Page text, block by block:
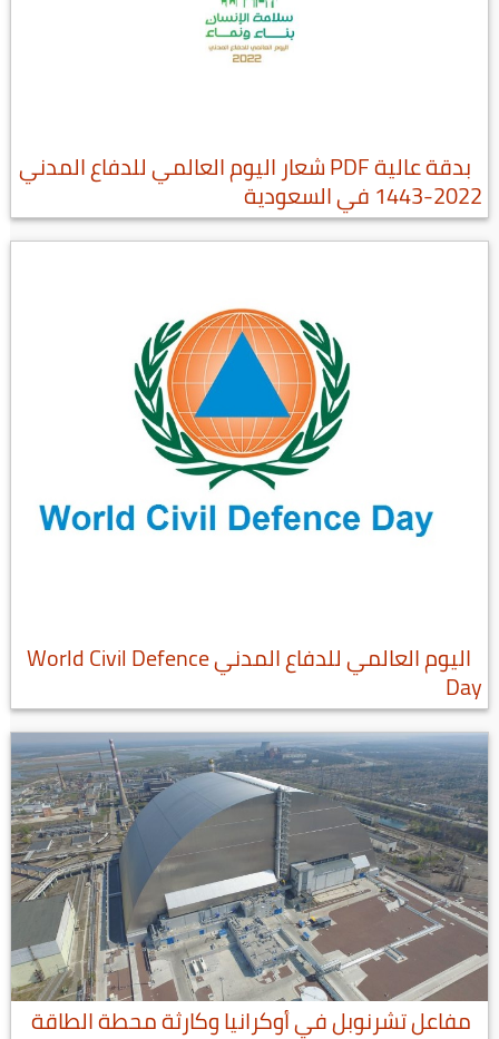
بدقة عالية PDF شعار اليوم العالمي للدفاع المدني
2022-1443 في السعودية
اليوم العالمي للدفاع المدني World Civil Defence
Day
مفاعل تشرنوبل في أوكرانيا وكارثة محطة الطاقة